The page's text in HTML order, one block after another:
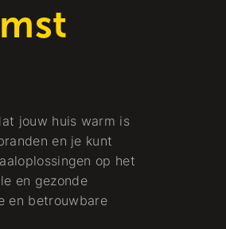
jouw huis warm is
en je kunt
op het
en gezonde
en betrouwbare